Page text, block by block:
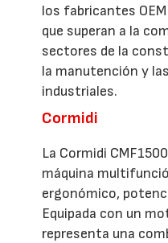
los fabricantes
que superan a la
sectores de la
la manutención y
industriales.
Cormidi
La Cormidi
máquina
ergonómico,
Equipada con un
representa una